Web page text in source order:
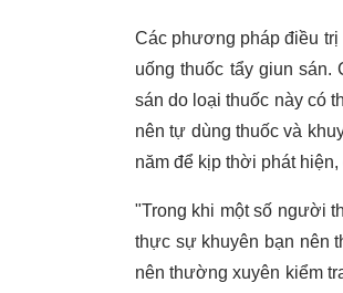
Các phương pháp điều trị
uống thuốc tẩy giun
sán do loại thuốc này có
nên tự dùng thuốc và
năm để kịp thời phát
"Trong khi một số người
thực sự khuyên bạn nên
nên thường xuyên kiểm